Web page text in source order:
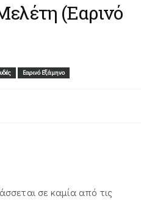
(Εαρινό
Εαρινό Εξάμηνο
σε καμία από τις